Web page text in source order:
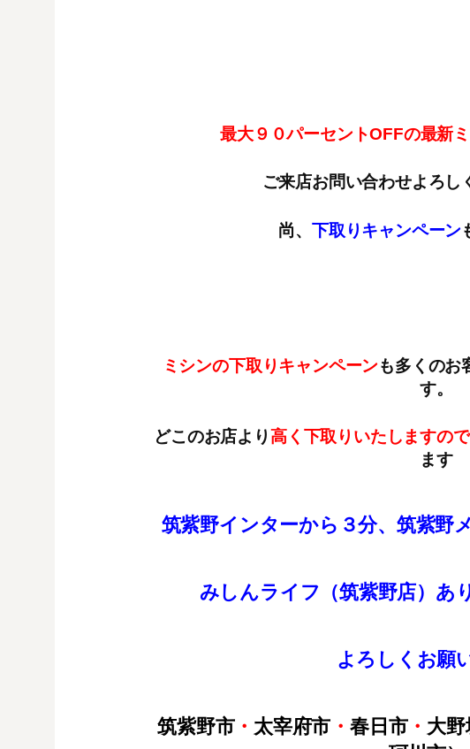
最大９０パーセントOFFの最新
ご来店お問い合わせよろし
尚、 下取りキャンペーン
ミシンの下取りキャンペーンも多くのお
す。
どこのお店より高く下取りいたしますので
ます
筑紫野インターから３分、筑紫野
みしんライフ（筑紫野店）あ
よろしくお願
筑紫野市・ 太宰府市 ・ 春日市・ 大